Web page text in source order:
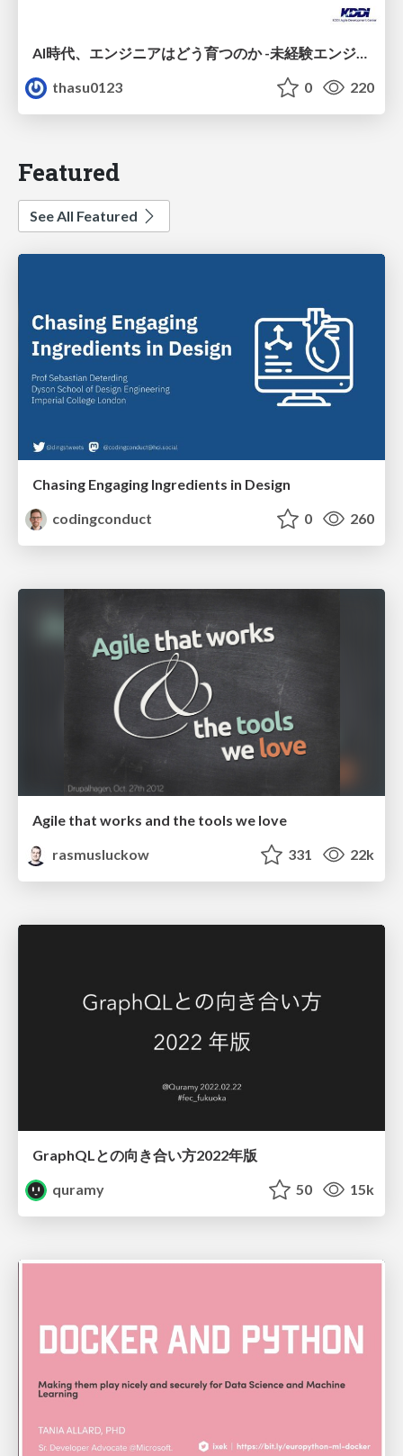
AI時代、エンジニアはどう育つのか -未経験エンジニアの成長を間近で見て考えたこと-
thasu0123
0 220
Featured
See All Featured
Chasing Engaging Ingredients in Design
codingconduct
0 260
Agile that works and the tools we love
rasmusluckow
331 22k
GraphQLとの向き合い方2022年版
quramy
50 15k